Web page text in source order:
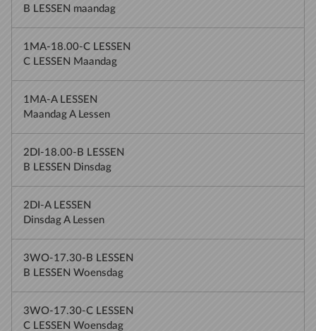
B LESSEN maandag
1MA-18.00-C LESSEN
C LESSEN Maandag
1MA-A LESSEN
Maandag A Lessen
2DI-18.00-B LESSEN
B LESSEN Dinsdag
2DI-A LESSEN
Dinsdag A Lessen
3WO-17.30-B LESSEN
B LESSEN Woensdag
3WO-17.30-C LESSEN
C LESSEN Woensdag